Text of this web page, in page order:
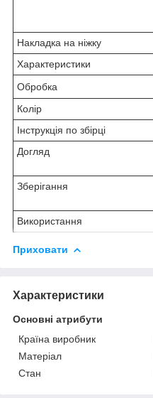
Накладка на ніжку
Характеристики
Обробка
Колір
Інструкція по збірці
Догляд
Зберігання
Використання
Приховати
Характеристики
Основні атрибути
Країна виробник
Матеріал
Стан